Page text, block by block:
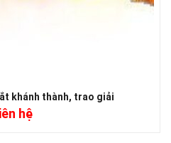
khánh thành, trao giải
hệ